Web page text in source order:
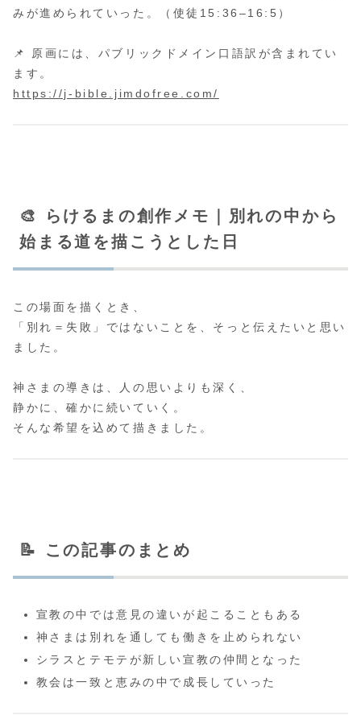
みが進められていった。（使徒15:36–16:5）
📌 原画には、パブリックドメイン口語訳が含まれてい
ます。
https://j-bible.jimdofree.com/
🎨 らけるまの創作メモ｜別れの中から
始まる道を描こうとした日
この場面を描くとき、
「別れ＝失敗」ではないことを、そっと伝えたいと思い
ました。
神さまの導きは、人の思いよりも深く、
静かに、確かに続いていく。
そんな希望を込めて描きました。
📝 この記事のまとめ
宣教の中では意見の違いが起こることもある
神さまは別れを通しても働きを止められない
シラスとテモテが新しい宣教の仲間となった
教会は一致と恵みの中で成長していった